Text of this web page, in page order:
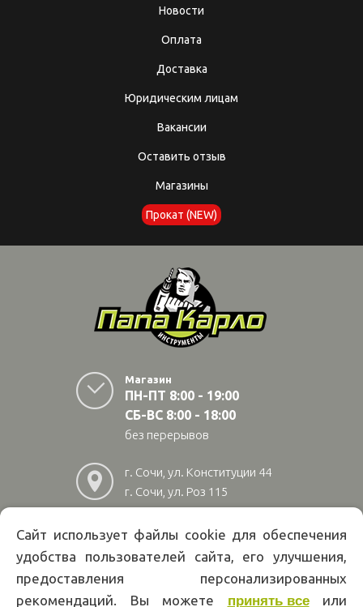
Новости
Оплата
Доставка
Юридическим лицам
Вакансии
Оставить отзыв
Магазины
Прокат (NEW)
Магазин
ПН-ПТ 8:00 - 19:00
СБ-ВС 8:00 - 18:00
без перерывов
г. Сочи, ул. Конституции 44
г. Сочи, ул. Роз 115
г. Адлер, ул Авиационная
28/10
222 02 01
Сайт использует файлы cookie для обеспечения
удобства пользователей сайта, его улучшения,
предоставления персонализированных
рекомендаций. Вы можете принять всеили